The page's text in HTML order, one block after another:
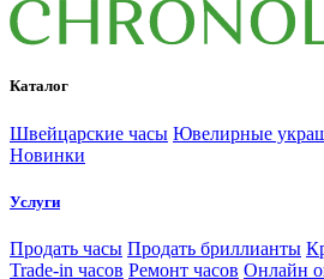
Каталог
Швейцарские часы Ювелирные
Новинки
Услуги
Продать часы Продать бриллианты
Trade-in часов Ремонт часов Онлайн